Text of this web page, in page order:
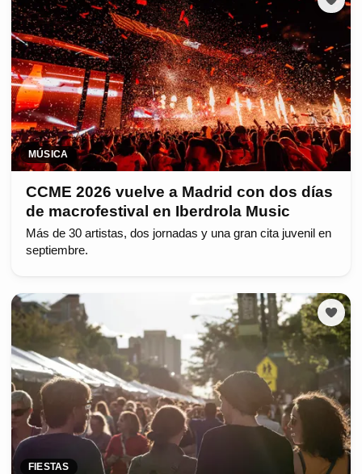
MÚSICA
CCME 2026 vuelve a Madrid con dos días
de macrofestival en Iberdrola Music
Más de 30 artistas, dos jornadas y una gran cita juvenil en
septiembre.
FIESTAS